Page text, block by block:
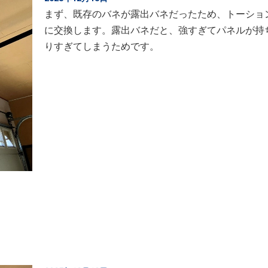
まず、既存のバネが露出バネだったため、トーショ
に交換します。露出バネだと、強すぎてパネルが持
りすぎてしまうためです。